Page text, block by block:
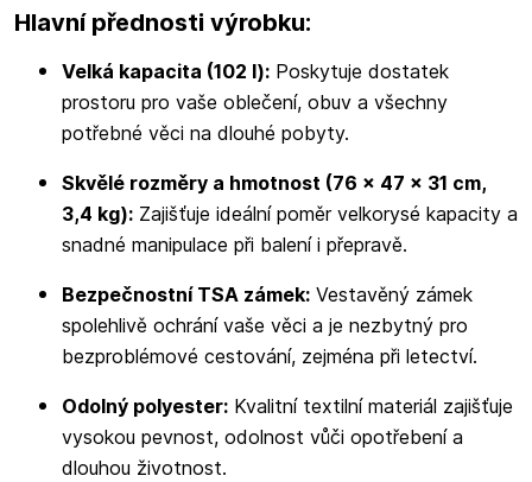
Hlavní přednosti výrobku:
Velká kapacita (102 l): Poskytuje dostatek
prostoru pro vaše oblečení, obuv a všechny
potřebné věci na dlouhé pobyty.
Skvělé rozměry a hmotnost (76 x 47 x 31 cm,
3,4 kg): Zajišťuje ideální poměr velkorysé kapacity a
snadné manipulace při balení i přepravě.
Bezpečnostní TSA zámek: Vestavěný zámek
spolehlivě ochrání vaše věci a je nezbytný pro
bezproblémové cestování, zejména při letectví.
Odolný polyester: Kvalitní textilní materiál zajišťuje
vysokou pevnost, odolnost vůči opotřebení a
dlouhou životnost.